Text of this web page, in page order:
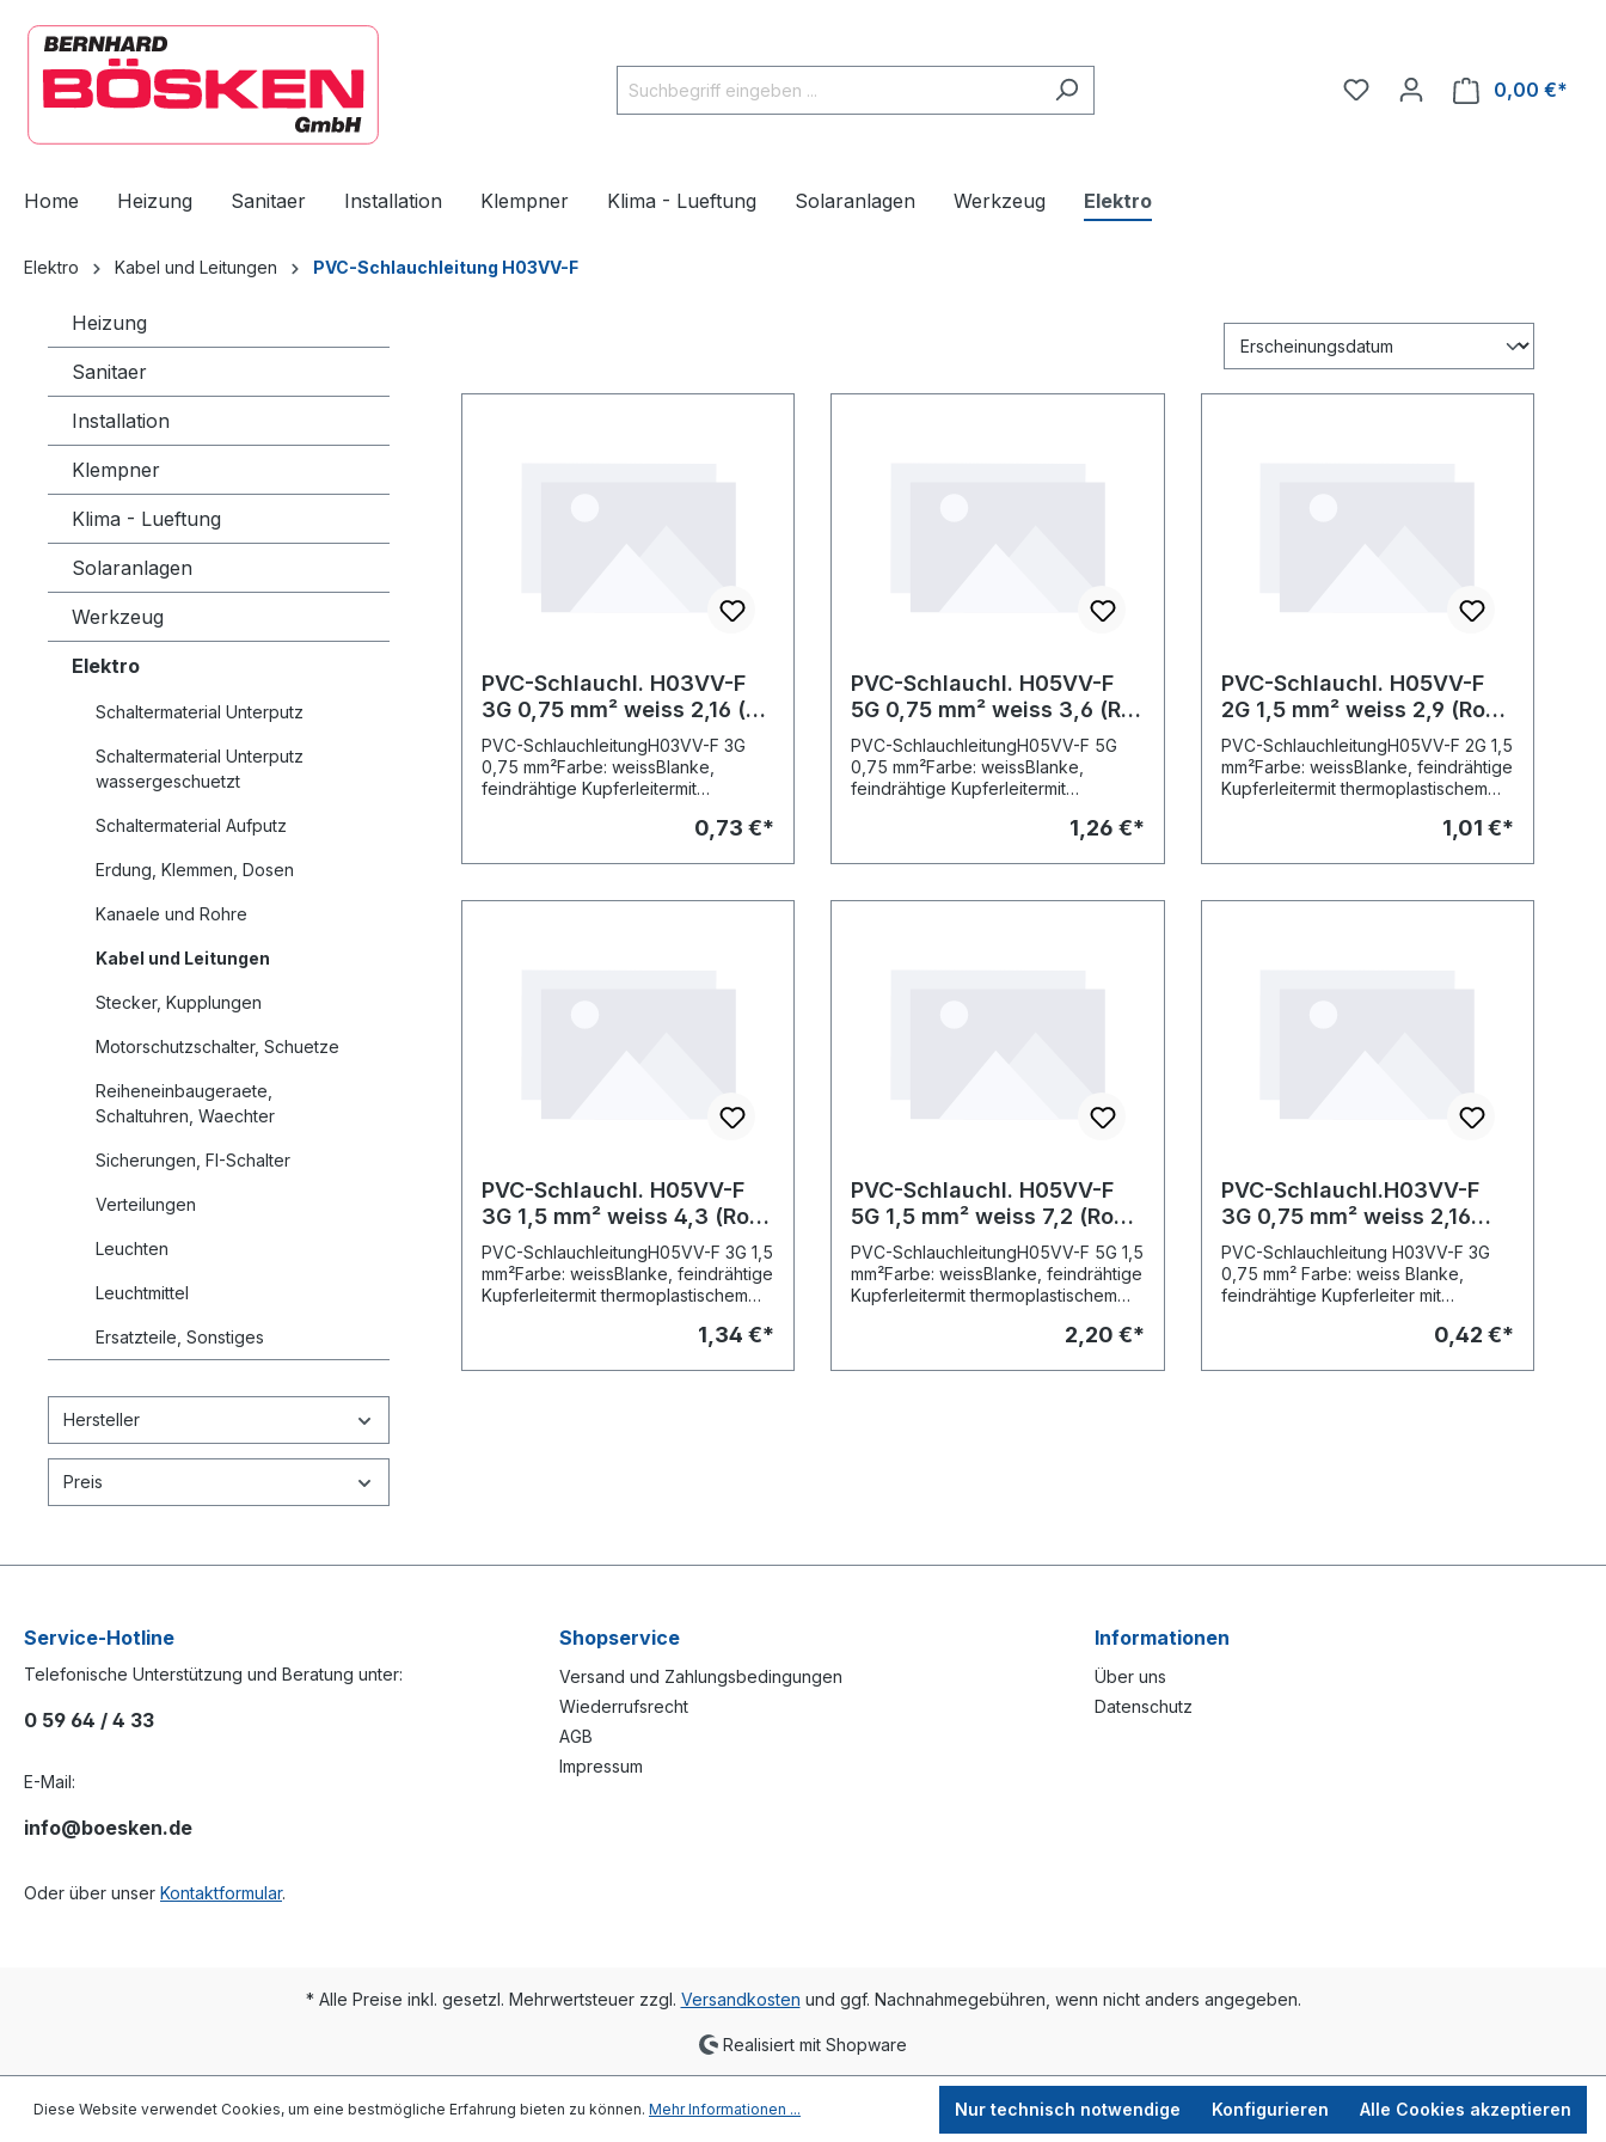
Zur Hauptnavigation springen
0,00 €*
Home Heizung Sanitaer Installation Klempner Klima - Lueftung Solaranlagen Werkzeug Elektro
Elektro Kabel und Leitungen PVC-Schlauchleitung H03VV-F
Heizung
Sanitaer
Installation
Klempner
Klima - Lueftung
Solaranlagen
Werkzeug
Elektro
Schaltermaterial Unterputz
Schaltermaterial Unterputz
wassergeschuetzt
Schaltermaterial Aufputz
Erdung, Klemmen, Dosen
Kanaele und Rohre
Kabel und Leitungen
Stecker, Kupplungen
Motorschutzschalter, Schuetze
Reiheneinbaugeraete,
Schaltuhren, Waechter
Sicherungen, FI-Schalter
Verteilungen
Leuchten
Leuchtmittel
Ersatzteile, Sonstiges
Hersteller
Preis
PVC-Schlauchl. H03VV-F
3G 0,75 mm² weiss 2,16 (Ro
50m)
PVC-SchlauchleitungH03VV-F 3G
0,75 mm²Farbe: weissBlanke,
feindrähtige Kupferleitermit
isoliertnicht im Freien verwendbariIn
mittleren mechanischen
0,73 €*
PVC-Schlauchl. H05VV-F
5G 0,75 mm² weiss 3,6 (Ro
50m)
PVC-SchlauchleitungH05VV-F 5G
0,75 mm²Farbe: weissBlanke,
feindrähtige Kupferleitermit
isoliertnicht im Freien verwendbariIn
mittleren mechanischen
1,26 €*
PVC-Schlauchl. H05VV-F
2G 1,5 mm² weiss 2,9 (Ro
50m)
PVC-SchlauchleitungH05VV-F 2G 1,5
mm²Farbe: weissBlanke, feindrähtige
Kupferleitermit thermoplastischem
verwendbariIn trockenen Räumen
mechanischen
1,01 €*
PVC-Schlauchl. H05VV-F
3G 1,5 mm² weiss 4,3 (Ro
50m)
PVC-SchlauchleitungH05VV-F 3G 1,5
mm²Farbe: weissBlanke, feindrähtige
Kupferleitermit thermoplastischem
verwendbariIn trockenen Räumen
1,34 €*
PVC-Schlauchl. H05VV-F
5G 1,5 mm² weiss 7,2 (Ro
50m)
PVC-SchlauchleitungH05VV-F 5G 1,5
mm²Farbe: weissBlanke, feindrähtige
Kupferleitermit thermoplastischem
verwendbariIn trockenen Räumen
2,20 €*
PVC-Schlauchl.H03VV-F
3G 0,75 mm² weiss 2,16
(Zuschnitt)
PVC-Schlauchleitung H03VV-F 3G
0,75 mm² Farbe: weiss Blanke,
feindrähtige Kupferleiter mit
nicht im Freien verwendbar iIn0,42 €*
Service-Hotline
Telefonische Unterstützung und Beratung unter:
0 59 64 / 4 33
E-Mail:
info@boesken.de
Oder über unser Kontaktformular.
Shopservice
Versand und Zahlungsbedingungen
Wiederrufsrecht
AGB
Impressum
Informationen
Über uns
Datenschutz
* Alle Preise inkl. gesetzl. Mehrwertsteuer zzgl. Versandkosten und ggf. Nachnahmegebühren, wenn nicht anders angegeben.
Realisiert mit Shopware
Diese Website verwendet Cookies, um eine bestmögliche Erfahrung bieten zu können. Mehr Informationen ... Nur technisch notwendige Konfigurieren Alle Cookies akzeptieren